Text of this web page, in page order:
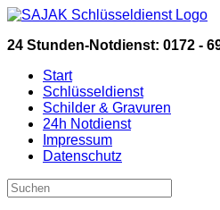
Zum
springen
24 Stunden-Notdienst: 0172 -
Start
Schlüsseldienst
Schilder & Gravuren
24h Notdienst
Impressum
Datenschutz
Suchen
nach: